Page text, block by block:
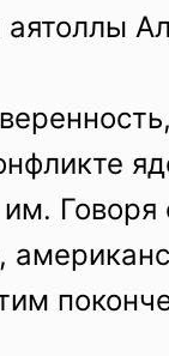
аятоллы
Говоря